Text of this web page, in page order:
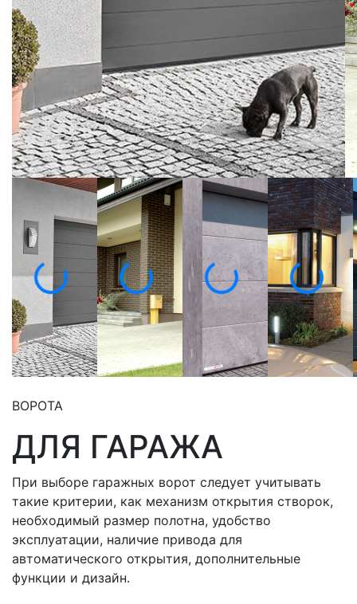
ВОРОТА
ДЛЯ ГАРАЖА
При выборе гаражных ворот следует учитывать
такие критерии, как механизм открытия створок,
необходимый размер полотна, удобство
эксплуатации, наличие привода для
автоматического открытия, дополнительные
функции и дизайн.